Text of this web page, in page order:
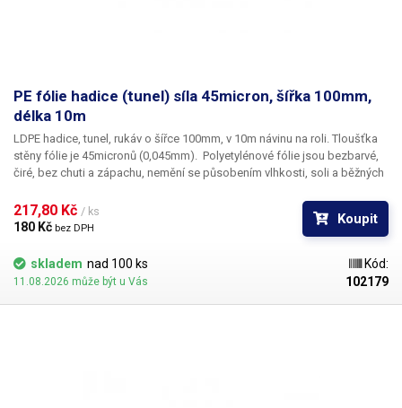
PE fólie hadice (tunel) síla 45micron, šířka 100mm,
délka 10m
LDPE hadice, tunel, rukáv o šířce 100mm, v 10m návinu na roli. Tloušťka
stěny fólie je 45micronů (0,045mm). ​Polyetylénové fólie jsou bezbarvé,
čiré, bez chuti a zápachu, nemění se působením vlhkosti, soli a běžných
odolné proti mrazu a vlhkosti. Fólie je vhodná pro výrobu pytlů, sáčků a
obalů jakéhokoliv zboží. PE fólie jsou zdravotně nezávadné, 100%
recyklovatelné a jsou vhodné i pro balení potravin (certifikát k
dispozici). Jako obalový prostředek splňují požadavky zákona č.
477/2001 Sb. (zákon o obalech). Ideální pro svařování všemi impulsními
svářečkami z naší nabídky. Cena je za roli 10 metrů. Materiál: LD-PE (Low
Density Polyethylen) Tloušťka materiálu: 45micron (0,045mm)*2 Šířka:
217,80 Kč / ks
180 Kč bez DPH
Koupit
skladem nad 100 ks
11.08.2026 může být u Vás
Kód:
102179